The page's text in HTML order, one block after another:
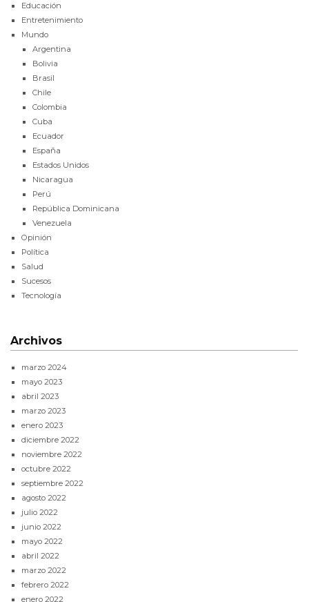
Educación
Entretenimiento
Mundo
Argentina
Bolivia
Brasil
Chile
Colombia
Cuba
Ecuador
España
Estados Unidos
Nicaragua
Perú
República Dominicana
Venezuela
Opinión
Política
Salud
Sucesos
Tecnología
Archivos
marzo 2024
mayo 2023
abril 2023
marzo 2023
enero 2023
diciembre 2022
noviembre 2022
octubre 2022
septiembre 2022
agosto 2022
julio 2022
junio 2022
mayo 2022
abril 2022
marzo 2022
febrero 2022
enero 2022